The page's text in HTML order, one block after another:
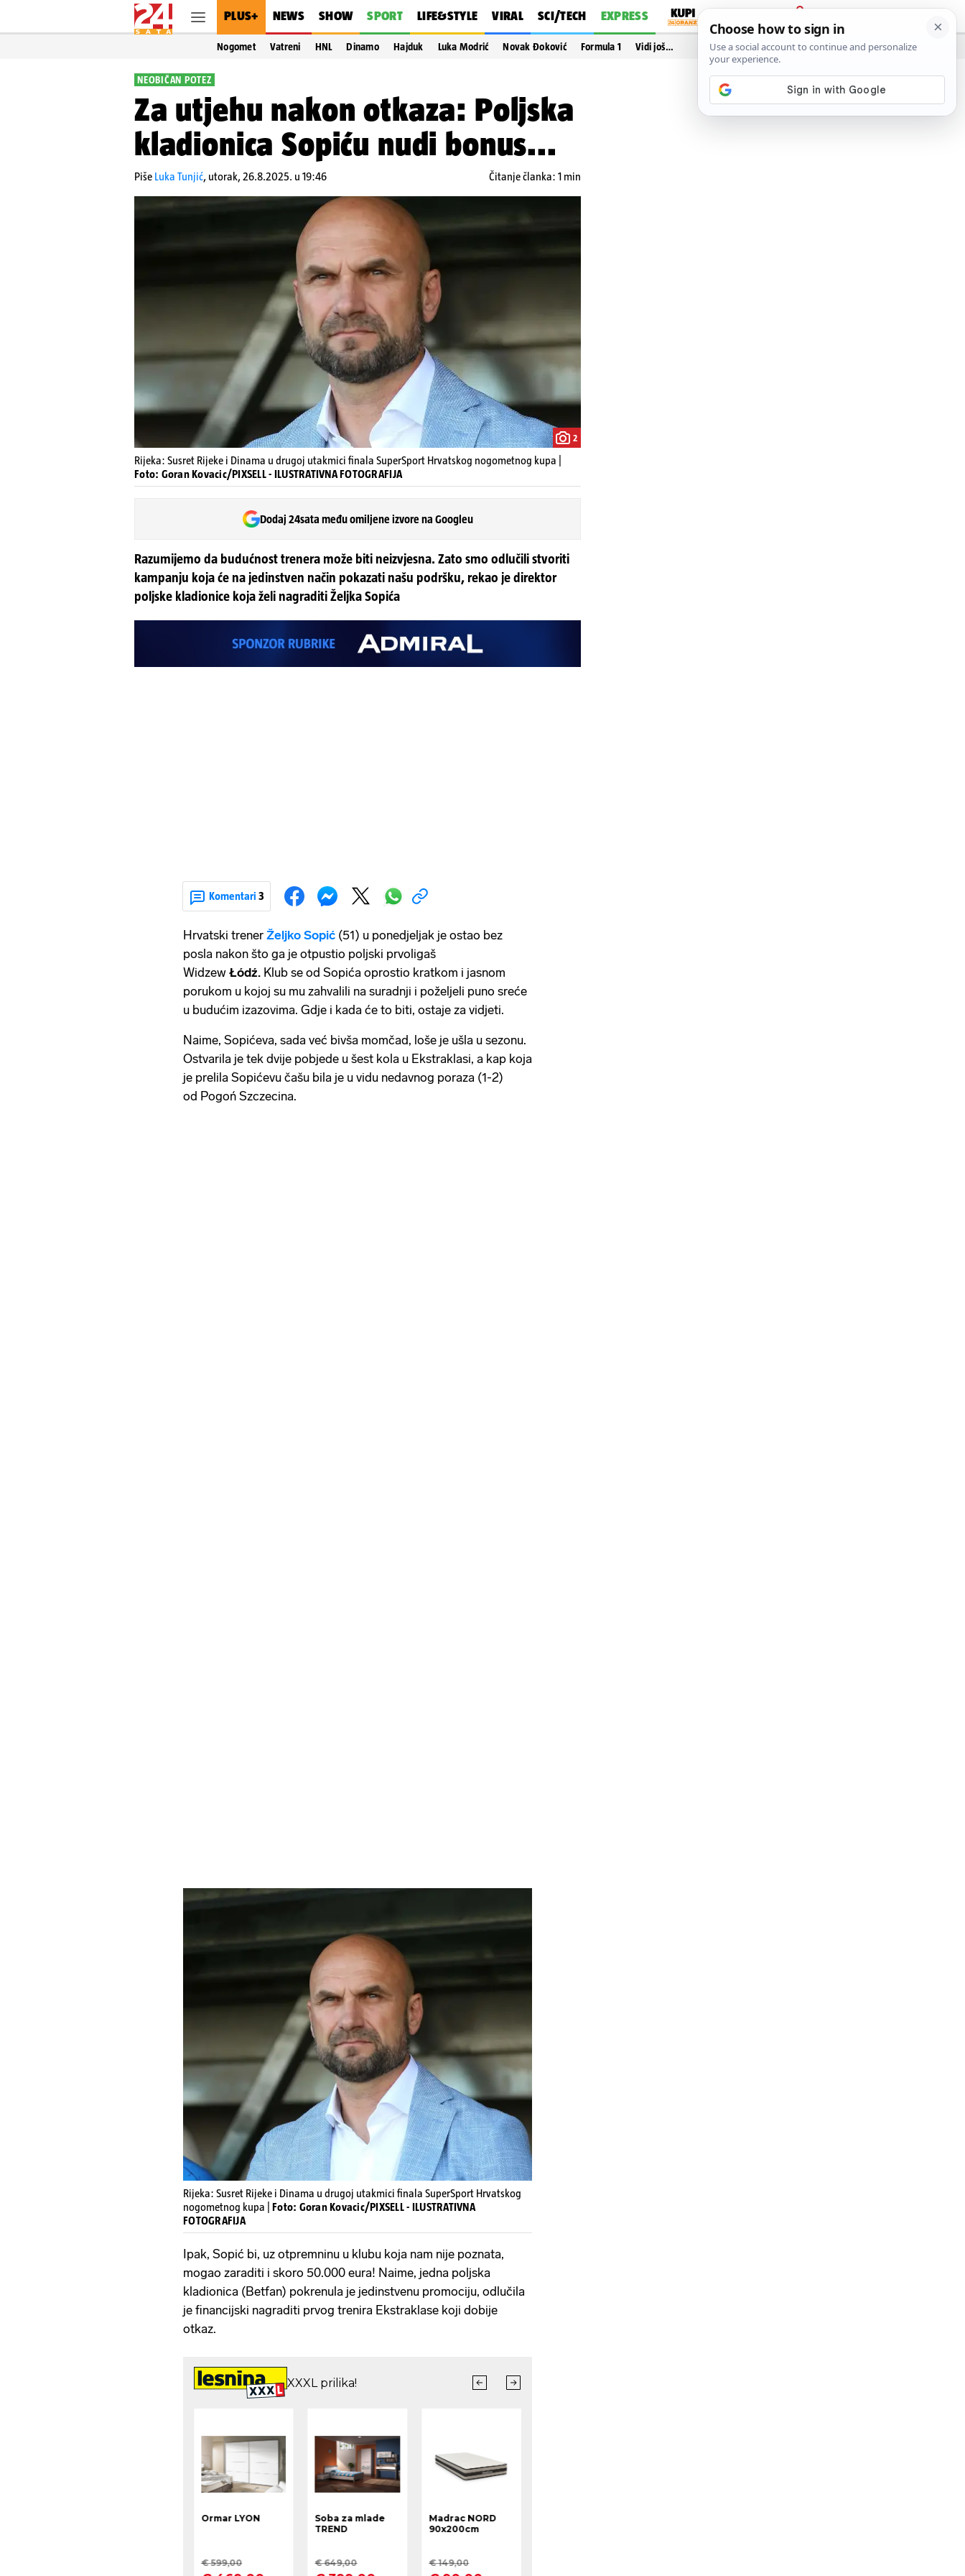
PLUS+ NEWS SHOW SPORT LIFE&STYLE VIRAL SCI/TECH EXPRESS
PRIJAVA
Nogomet Vatreni HNL Dinamo Hajduk Luka Modrić Novak Đoković Formula 1 Vidi još…
NEOBIČAN POTEZ
Za utjehu nakon otkaza: Poljska
kladionica Sopiću nudi bonus...
Piše Luka Tunjić, utorak, 26.8.2025. u 19:46 Čitanje članka: 1 min
2
Rijeka: Susret Rijeke i Dinama u drugoj utakmici finala SuperSport Hrvatskog nogometnog kupa |
Foto: Goran Kovacic/PIXSELL - ILUSTRATIVNA FOTOGRAFIJA
Dodaj 24sata među omiljene izvore na Googleu
Razumijemo da budućnost trenera može biti neizvjesna. Zato smo odlučili stvoriti
kampanju koja će na jedinstven način pokazati našu podršku, rekao je direktor
poljske kladionice koja želi nagraditi Željka Sopića
Komentari 3
Hrvatski trener Željko Sopić (51) u ponedjeljak je ostao bez
posla nakon što ga je otpustio poljski prvoligaš
Widzew Łódź. Klub se od Sopića oprostio kratkom i jasnom
porukom u kojoj su mu zahvalili na suradnji i poželjeli puno sreće
u budućim izazovima. Gdje i kada će to biti, ostaje za vidjeti.
Naime, Sopićeva, sada već bivša momčad, loše je ušla u sezonu.
Ostvarila je tek dvije pobjede u šest kola u Ekstraklasi, a kap koja
je prelila Sopićevu čašu bila je u vidu nedavnog poraza (1-2)
od Pogoń Szczecina.
Rijeka: Susret Rijeke i Dinama u drugoj utakmici finala SuperSport Hrvatskog
nogometnog kupa | Foto: Goran Kovacic/PIXSELL - ILUSTRATIVNA
FOTOGRAFIJA
Ipak, Sopić bi, uz otpremninu u klubu koja nam nije poznata,
mogao zaraditi i skoro 50.000 eura! Naime, jedna poljska
kladionica (Betfan) pokrenula je jedinstvenu promociju, odlučila
je financijski nagraditi prvog trenira Ekstraklase koji dobije
otkaz.